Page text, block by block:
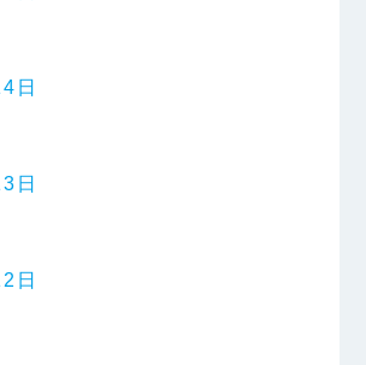
日
日
日